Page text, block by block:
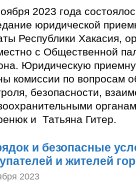
2023 года
юридической
Республики Хакасия,
с Общественной
Юридическую
комиссии по вопросам
безопасности,
и Татьяна Гитер.
и безопасные
и жителей
2023